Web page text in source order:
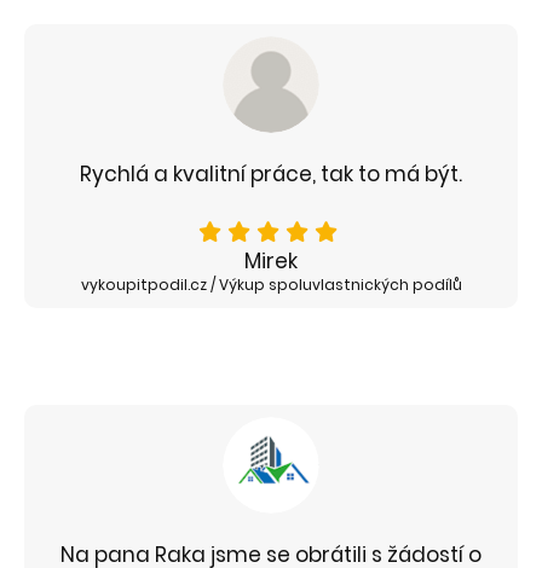
Rychlá a kvalitní práce, tak to má být.
Mirek
vykoupitpodil.cz / Výkup spoluvlastnických podílů
Na pana Raka jsme se obrátili s žádostí o